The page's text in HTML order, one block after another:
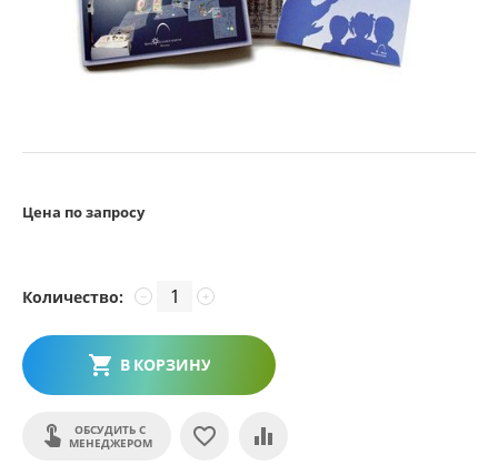
Цена по запросу
Количество: +
−
В КОРЗИНУ
ОБСУДИТЬ С
МЕНЕДЖЕРОМ